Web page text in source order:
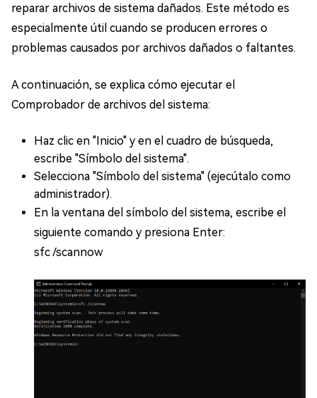
reparar archivos de sistema dañados. Este método es
especialmente útil cuando se producen errores o
problemas causados por archivos dañados o faltantes.
A continuación, se explica cómo ejecutar el
Comprobador de archivos del sistema:
Haz clic en "Inicio" y en el cuadro de búsqueda,
escribe "Símbolo del sistema".
Selecciona "Símbolo del sistema" (ejecútalo como
administrador).
En la ventana del símbolo del sistema, escribe el
siguiente comando y presiona Enter:
sfc /scannow